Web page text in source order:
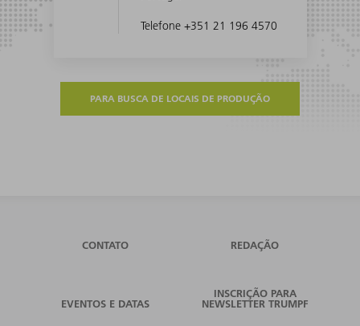
Telefone +351 21 196 4570
PARA BUSCA DE LOCAIS DE PRODUÇÃO
CONTATO REDAÇÃO
EVENTOS E DATAS
INSCRIÇÃO PARA
NEWSLETTER TRUMPF